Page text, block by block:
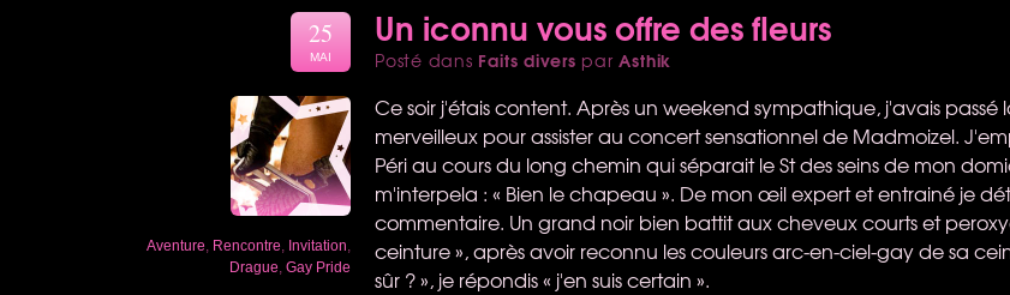
Un iconnu vous offre des fleurs
Posté dans Faits divers parAsthik
25
MAI
Aventure Rencontre Invitation
Drague Gay Pride
Ce soir j'étais content. Après un weekend sympathique, j'avais passé
merveilleux pour assister au concert sensationnel de Madmoizel.
Péri au cours du long chemin qui séparait le St des seins de mon
m'interpela : « Bien le chapeau ». De mon œil expert et entrainé je
commentaire. Un grand noir bien battit aux cheveux courts et
ceinture », après avoir reconnu les couleurs arc-en-ciel-gay de sa
sûr ? », je répondis « j'en suis certain ».